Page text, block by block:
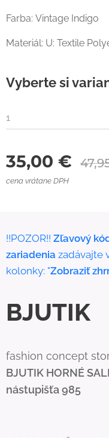
Farba: Vintage Indigo
Materiál: U: Textile
Vyberte si
1
35,00 €
cena vrátane DPH
!!POZOR!! Zľavový
zariadenia zadávajte
kolonky: "Zobraziť
BJUTIK
fashion concept
BJUTIK HORNÉ
nástupišťa 985